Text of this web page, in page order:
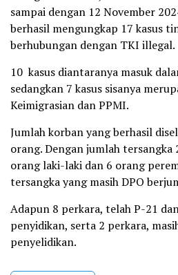
sampai dengan 12 November
berhasil mengungkap 17 kasus
berhubungan dengan TKI illegal.
10 kasus diantaranya masuk
sedangkan 7 kasus sisanya
Keimigrasian dan PPMI.
Jumlah korban yang berhasil
orang. Dengan jumlah
orang laki-laki dan 6 orang
tersangka yang masih DPO
Adapun 8 perkara, telah P-21
penyidikan, serta 2 perkara,
penyelidikan.